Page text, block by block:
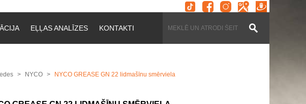
EĻĻAS ANALĪZES KONTAKTI
NYCO NYCO GREASE GN 22 lidmašīnu smērviela